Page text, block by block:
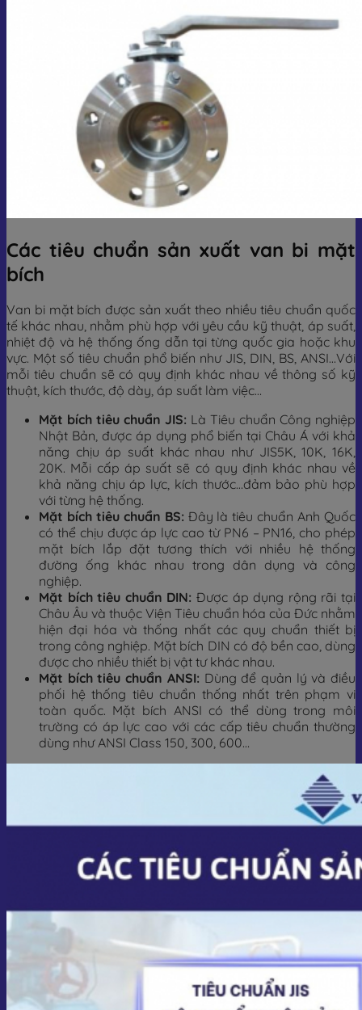
Các tiêu chuẩn sản xuất van bi mặt
bích
Van bi mặt bích được sản xuất theo nhiều tiêu chuẩn quốc
tế khác nhau, nhằm phù hợp với yêu cầu kỹ thuật, áp suất,
nhiệt độ và hệ thống ống dẫn tại từng quốc gia hoặc khu
vực. Một số tiêu chuẩn phổ biến như JIS, DIN, BS, ANSI…Với
mỗi tiêu chuẩn sẽ có quy định khác nhau về thông số kỹ
thuật, kích thước, độ dày, áp suất làm việc…
Mặt bích tiêu chuẩn JIS: Là Tiêu chuẩn Công nghiệp
Nhật Bản, được áp dụng phổ biến tại Châu Á với khả
năng chịu áp suất khác nhau như JIS5K, 10K, 16K,
20K. Mỗi cấp áp suất sẽ có quy định khác nhau về
khả năng chịu áp lực, kích thước…đảm bảo phù hợp
với từng hệ thống.
Mặt bích tiêu chuẩn BS: Đây là tiêu chuẩn Anh Quốc
có thể chịu được áp lực cao từ PN6 – PN16, cho phép
mặt bích lắp đặt tương thích với nhiều hệ thống
đường ống khác nhau trong dân dụng và công
nghiệp.
Mặt bích tiêu chuẩn DIN: Được áp dụng rộng rãi tại
Châu Âu và thuộc Viện Tiêu chuẩn hóa của Đức nhằm
hiện đại hóa và thống nhất các quy chuẩn thiết bị
trong công nghiệp. Mặt bích DIN có độ bền cao, dùng
được cho nhiều thiết bị vật tư khác nhau.
Mặt bích tiêu chuẩn ANSI: Dùng để quản lý và điều
phối hệ thống tiêu chuẩn thống nhất trên phạm vi
toàn quốc. Mặt bích ANSI có thể dùng trong môi
trường có áp lực cao với các cấp tiêu chuẩn thường
dùng như ANSI Class 150, 300, 600…